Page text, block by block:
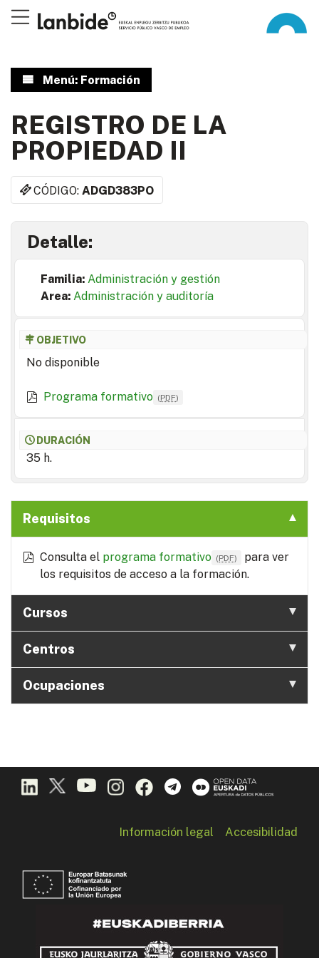
Menú: Formación
REGISTRO DE LA
PROPIEDAD II
CÓDIGO:ADGD383PO
Detalle:
Familia: Administración y gestión
Area: Administración y auditoría
OBJETIVO
No disponible
Programa formativo (PDF)
DURACIÓN
35 h.
Requisitos
Consulta el programa formativo (PDF)
para ver
los requisitos de acceso a la formación.
Cursos
Centros
Ocupaciones
Información legal Accesibilidad